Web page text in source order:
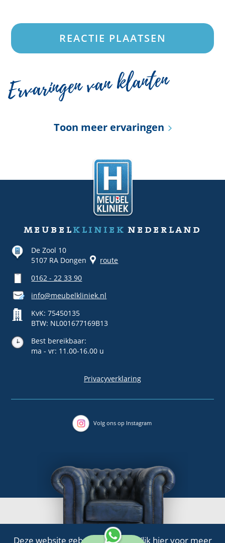
Deze website gebruikt cookies. Klik hiervoor meer
REACTIE PLAATSEN
Ervaringen van klanten
Toon meer ervaringen
meubelkliniek nederland
De Zool 10
5107 RA Dongen
route
0162 - 22 33 90
info@meubelkliniek.nl
KvK: 75450135
BTW: NL001677169B13
Best bereikbaar:
ma - vr: 11.00-16.00 u
Privacyverklaring
Volg ons op Instagram